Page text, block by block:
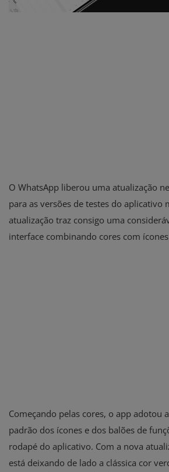
O WhatsApp liberou uma atualização
para as versões de testes do aplicativo
atualização traz consigo uma
interface combinando cores com
Começando pelas cores, o app adotou
padrão dos ícones e dos balões de
rodapé do aplicativo. Com a nova
está deixando de lado a clássica cor